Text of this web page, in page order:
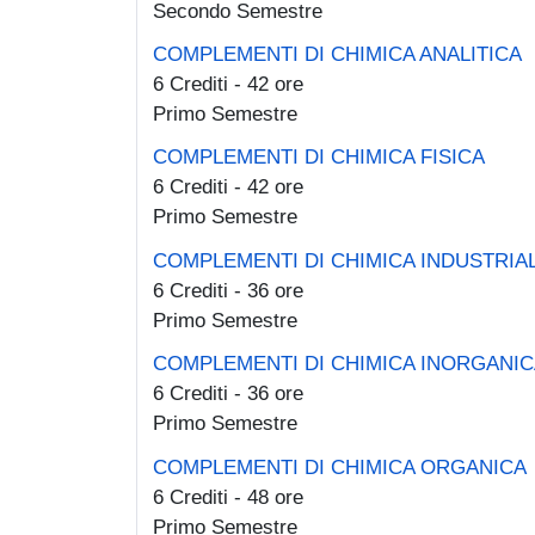
Secondo Semestre
COMPLEMENTI DI CHIMICA ANALITICA
6 Crediti - 42 ore
Primo Semestre
COMPLEMENTI DI CHIMICA FISICA
6 Crediti - 42 ore
Primo Semestre
COMPLEMENTI DI CHIMICA
6 Crediti - 36 ore
Primo Semestre
COMPLEMENTI DI CHIMICA
6 Crediti - 36 ore
Primo Semestre
COMPLEMENTI DI CHIMICA ORGANICA
6 Crediti - 48 ore
Primo Semestre